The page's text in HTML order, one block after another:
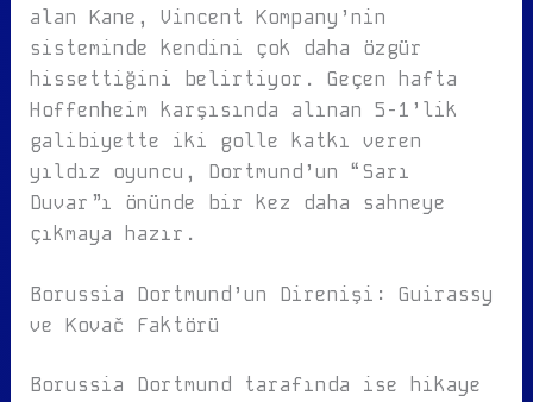
alan Kane, Vincent Kompany’nin
sisteminde kendini çok daha özgür
hissettiğini belirtiyor. Geçen hafta
Hoffenheim karşısında alınan 5-1’lik
galibiyette iki golle katkı veren
yıldız oyuncu, Dortmund’un “Sarı
Duvar”ı önünde bir kez daha sahneye
çıkmaya hazır.
Borussia Dortmund’un Direnişi: Guirassy
ve Kovač Faktörü
Borussia Dortmund tarafında ise hikaye